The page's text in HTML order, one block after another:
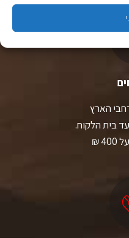
הארץ
בית הלקוח.
₪